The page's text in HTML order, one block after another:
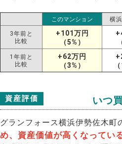
このマンション 横
3年前と
比較
+101万円
（5%）
1年前と
比較
+62万円
（3%）
資産評価 いつ
グランフォース横浜伊勢佐木町
め、資産価値が高くなってい